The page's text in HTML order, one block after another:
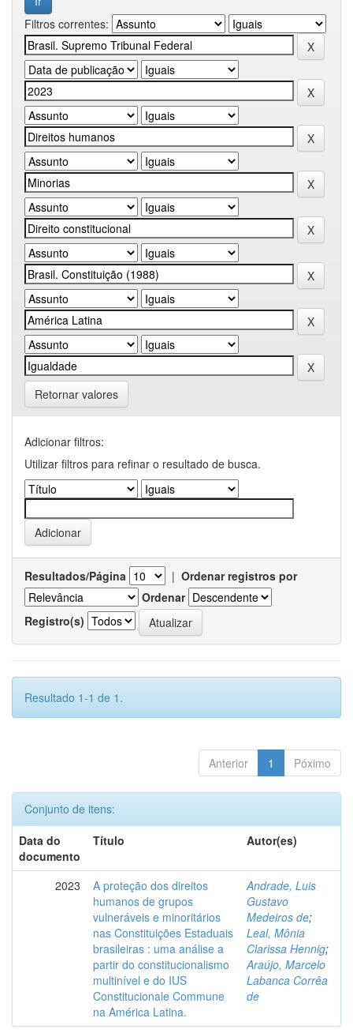
Filtros correntes:
Retornar valores
Adicionar filtros:
Utilizar filtros para refinar o resultado de busca.
Resultados/Página | Ordenar registros por
Ordenar
Registro(s)
Resultado 1-1 de 1.
Anterior 1 Póximo
Conjunto de itens:
Data do
documento
Título Autor(es)
2023
A proteção dos direitos
humanos de grupos
vulneráveis e minoritários
nas Constituições Estaduais
brasileiras : uma análise a
partir do constitucionalismo
multinível e do IUS
Constitucionale Commune
na América Latina.
Andrade, Luis
Gustavo
Medeiros de;
Leal, Mônia
Clarissa Hennig;
Araújo, Marcelo
Labanca Corrêa
de